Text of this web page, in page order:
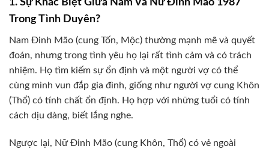
1. Sự Khác Biệt Giữa Nam Và Nữ Đinh Mão 1987
Trong Tình Duyên?
Nam Đinh Mão (cung Tốn, Mộc) thường mạnh mẽ và quyết
đoán, nhưng trong tình yêu họ lại rất tình cảm và có trách
nhiệm. Họ tìm kiếm sự ổn định và một người vợ có thể
cùng mình vun đắp gia đình, giống như người vợ cung Khôn
(Thổ) có tính chất ổn định. Họ hợp với những tuổi có tính
cách dịu dàng, biết lắng nghe.
Ngược lại, Nữ Đinh Mão (cung Khôn, Thổ) có vẻ ngoài